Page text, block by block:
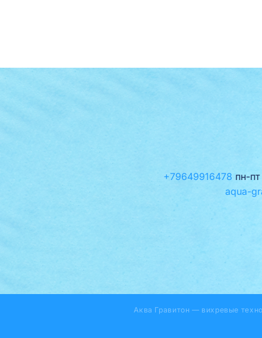
+79649916478 пн-
aqua-
Аква Гравитон — вихревые